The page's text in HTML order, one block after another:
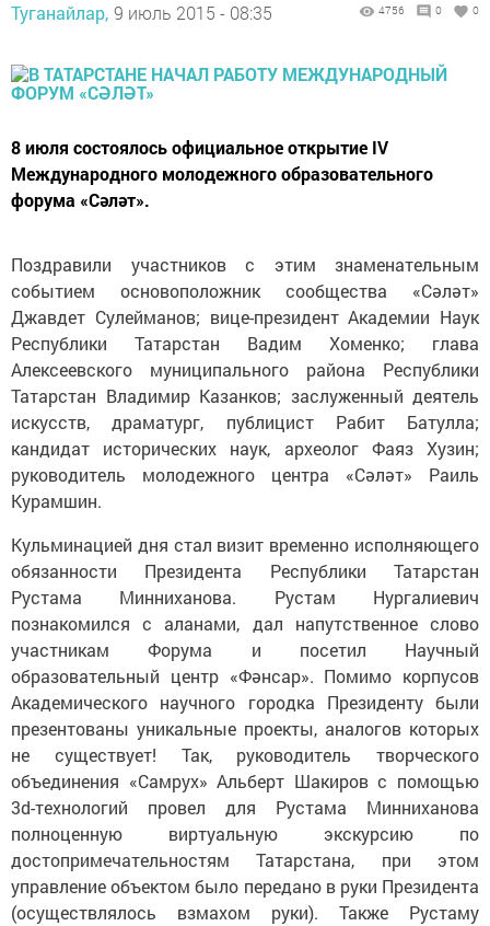
Туганайлар, 9 июль 2015 - 08:35 4756 0 0
8 июля состоялось официальное открытие IV
Международного молодежного образовательного
форума «Сәләт».
Поздравили участников с этим знаменательным
событием основоположник сообщества «Сәләт»
Джавдет Сулейманов; вице-президент Академии Наук
Республики Татарстан Вадим Хоменко; глава
Алексеевского муниципального района Республики
Татарстан Владимир Казанков; заслуженный деятель
искусств, драматург, публицист Рабит Батулла;
кандидат исторических наук, археолог Фаяз Хузин;
руководитель молодежного центра «Сәләт» Раиль
Курамшин.
Кульминацией дня стал визит временно исполняющего
обязанности Президента Республики Татарстан
Рустама Минниханова. Рустам Нургалиевич
познакомился с аланами, дал напутственное слово
участникам Форума и посетил Научный
образовательный центр «Фәнсар». Помимо корпусов
Академического научного городка Президенту были
презентованы уникальные проекты, аналогов которых
не существует! Так, руководитель творческого
объединения «Самрух» Альберт Шакиров с помощью
3d-технологий провел для Рустама Минниханова
полноценную виртуальную экскурсию по
достопримечательностям Татарстана, при этом
управление объектом было передано в руки Президента
(осуществлялось взмахом руки). Также Рустаму